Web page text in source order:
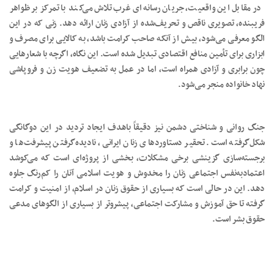
در مقابل این واقعیت، جریان رسانه‌ای غرب تلاش می‌کند با تمرکز بر ظواهر
فریبنده، تصویری ناقص و تحریف‌شده از آزادی زنان ارائه دهد. زنی که در این
الگو معرفی می‌شود، بیش از آنکه صاحب کرامت باشد، به کالایی برای مصرف و
ابزاری برای تأمین منافع اقتصادی تبدیل شده است. این نگاه، اگرچه با شعارهایی
چون برابری و آزادی همراه است، اما در عمل به تضعیف هویت زن و فروپاشی
نهاد خانواده منجر می‌شود.
جنگ روانی و شناختی دشمن نیز دقیقاً باهدف ایجاد تردید در این دوگانگی
شکل‌گرفته است. تحقیر دستاوردهای زنان ایرانی، نادیده‌گرفتن پیشرفت‌ها و
برجسته‌سازی گزینشی برخی مشکلات، بخشی از پروژه‌ای است که می‌کوشد
اعتمادبه‌نفس اجتماعی زنان را مخدوش و هویت اسلامی آنان را کم‌رنگ جلوه
دهد. این در حالی است که بسیاری از حقوق زنان در اسلام، از امنیت و کرامت
گرفته تا حق آموزش و مشارکت اجتماعی، پیشروتر از بسیاری از الگوهای مدعی
حقوق بشر است.